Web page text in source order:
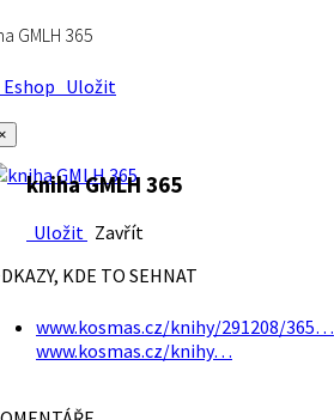
GMLH 365
Uložit
kniha GMLH 365
Uložit Zavřít
KDE TO SEHNAT
www.kosmas.cz/knihy/291208/365…
www.kosmas.cz/knihy…